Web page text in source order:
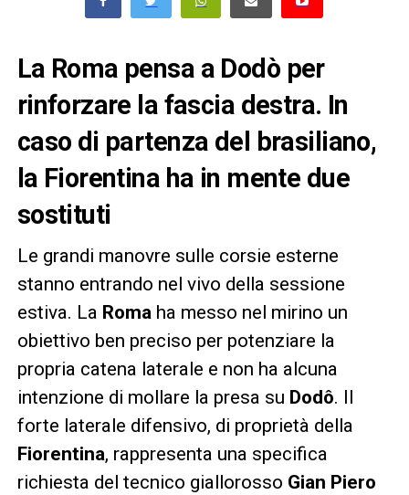
La Roma pensa a Dodò per
rinforzare la fascia destra. In
caso di partenza del brasiliano,
la Fiorentina ha in mente due
sostituti
Le grandi manovre sulle corsie esterne
stanno entrando nel vivo della sessione
estiva. La Romaha messo nel mirino un
obiettivo ben preciso per potenziare la
propria catena laterale e non ha alcuna
intenzione di mollare la presa su Dodô. Il
forte laterale difensivo, di proprietà della
Fiorentina, rappresenta una specifica
richiesta del tecnico giallorosso Gian Piero